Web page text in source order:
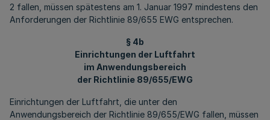
2 fallen, müssen spätestens am 1. Januar 1997 mindestens den
Anforderungen der Richtlinie 89/655 EWG entsprechen.
§ 4b
Einrichtungen der Luftfahrt
im Anwendungsbereich
der Richtlinie 89/655/EWG
Einrichtungen der Luftfahrt, die unter den
Anwendungsbereich der Richtlinie 89/655/EWG fallen, müssen